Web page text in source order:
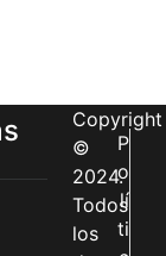
Copyright
©
2024.
Todos
los
P
o
lí
ti